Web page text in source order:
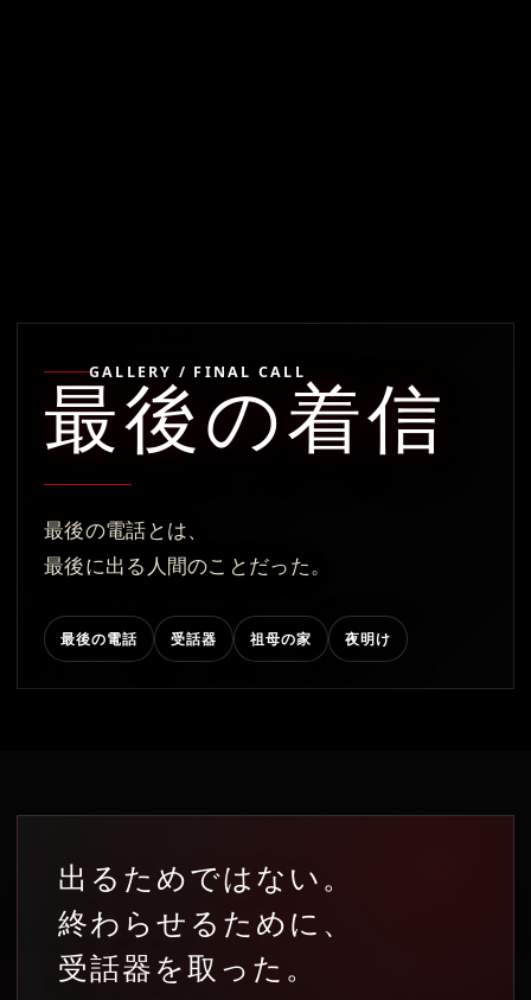
GALLERY / FINAL CALL
最後の着信
最後の電話とは、
最後に出る人間のことだった。
最後の電話 受話器 祖母の家 夜明け
出るためではない。
終わらせるために、
受話器を取った。